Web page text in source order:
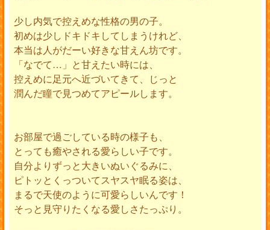
少し内気で控えめな性格の男の子。
初めは少しドキドキしてしまうけれど、
本当は人がだーい好きな甘えん坊です。
「なでて…」と甘えたい時には、
控えめに足元へ近づいてきて、じっと
潤んだ瞳で見つめてアピールします。
お部屋で過ごしている時の様子も、
とっても癒やされる愛らしい子です。
自分よりずっと大きいぬいぐるみに、
ピトッとくっついてスヤスヤ眠る姿は、
まるで天使のように可愛らしいんです！
そっと見守りたくなる愛しさたっぷり。